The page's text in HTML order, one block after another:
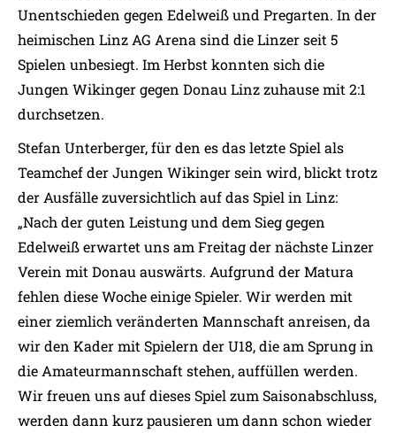
Unentschieden gegen Edelweiß und Pregarten. In der
heimischen Linz AG Arena sind die Linzer seit 5
Spielen unbesiegt. Im Herbst konnten sich die
Jungen Wikinger gegen Donau Linz zuhause mit 2:1
durchsetzen.
Stefan Unterberger, für den es das letzte Spiel als
Teamchef der Jungen Wikinger sein wird, blickt trotz
der Ausfälle zuversichtlich auf das Spiel in Linz:
„Nach der guten Leistung und dem Sieg gegen
Edelweiß erwartet uns am Freitag der nächste Linzer
Verein mit Donau auswärts. Aufgrund der Matura
fehlen diese Woche einige Spieler. Wir werden mit
einer ziemlich veränderten Mannschaft anreisen, da
wir den Kader mit Spielern der U18, die am Sprung in
die Amateurmannschaft stehen, auffüllen werden.
Wir freuen uns auf dieses Spiel zum Saisonabschluss,
werden dann kurz pausieren um dann schon wieder